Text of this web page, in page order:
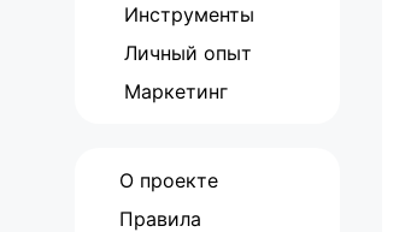
Инструменты
Личный опыт
Маркетинг
О проекте
Правила